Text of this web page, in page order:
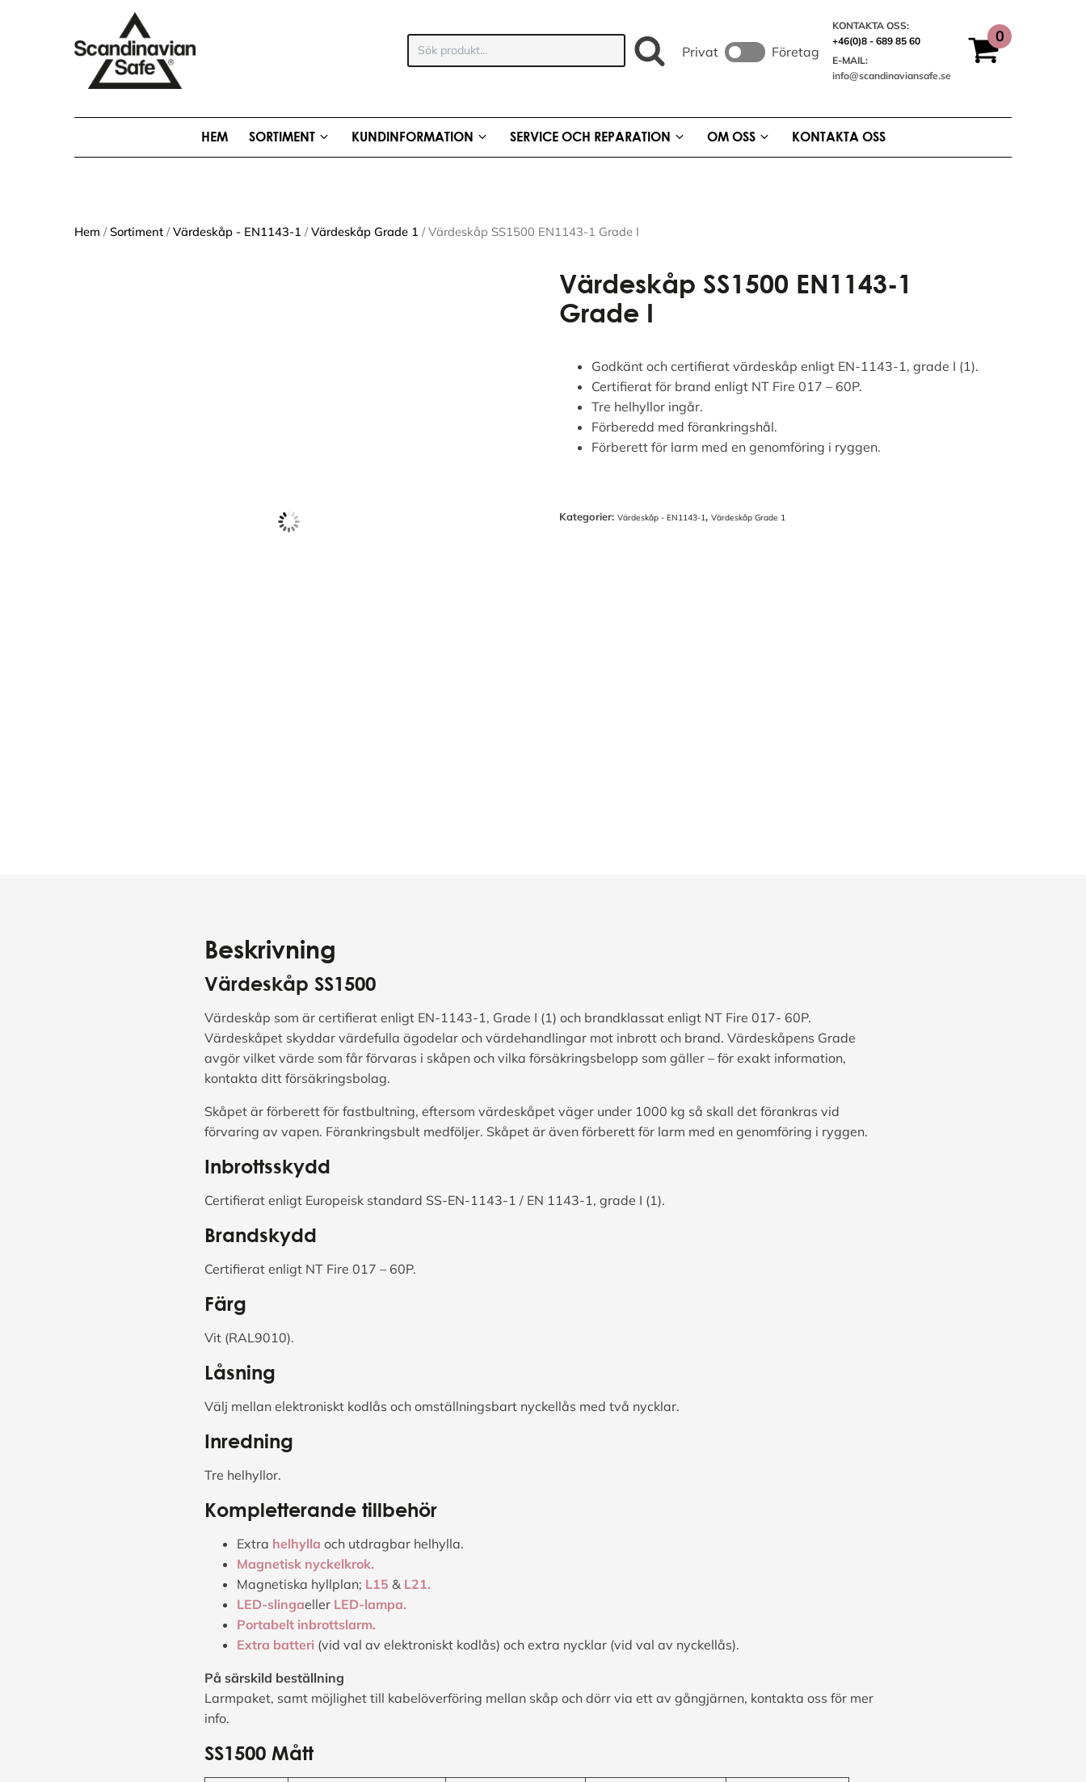
produkt:
Privat Företag
KONTAKTA OSS:
+46(0)8 - 689 85 60
E-MAIL:
info@scandinaviansafe.se
HEM SORTIMENT KUNDINFORMATION SERVICE OCH REPARATION OM OSS KONTAKTA OSS
Hem /Sortiment /Värdeskåp - EN1143-1 /Värdeskåp Grade 1 / Värdeskåp SS1500 EN1143-1 Grade I
Värdeskåp SS1500 EN1143-1
Grade I
Godkänt och certifierat värdeskåp enligt EN-1143-1, grade I (1).
Certifierat för brand enligt NT Fire 017 – 60P.
Tre helhyllor ingår.
Förberedd med förankringshål.
Förberett för larm med en genomföring i ryggen.
Kategorier: Värdeskåp - EN1143-1, Värdeskåp Grade 1
Beskrivning
Värdeskåp SS1500
Värdeskåp som är certifierat enligt EN-1143-1, Grade I (1) och brandklassat enligt NT Fire 017- 60P.
Värdeskåpet skyddar värdefulla ägodelar och värdehandlingar mot inbrott och brand. Värdeskåpens Grade
avgör vilket värde som får förvaras i skåpen och vilka försäkringsbelopp som gäller – för exakt information,
kontakta ditt försäkringsbolag.
Skåpet är förberett för fastbultning, eftersom värdeskåpet väger under 1000 kg så skall det förankras vid
förvaring av vapen. Förankringsbult medföljer. Skåpet är även förberett för larm med en genomföring i ryggen.
Inbrottsskydd
Certifierat enligt Europeisk standard SS-EN-1143-1 / EN 1143-1, grade I (1).
Brandskydd
Certifierat enligt NT Fire 017 – 60P.
Färg
Vit (RAL9010).
Låsning
Välj mellan elektroniskt kodlås och omställningsbart nyckellås med två nycklar.
Inredning
Tre helhyllor.
Kompletterande tillbehör
Extra helhylla och utdragbar helhylla.
Magnetisk nyckelkrok.
Magnetiska hyllplan; L15 & L21.
LED-slingaeller LED-lampa.
Portabelt inbrottslarm.
Extra batteri (vid val av elektroniskt kodlås) och extra nycklar (vid val av nyckellås).
På särskild beställning
Larmpaket, samt möjlighet till kabelöverföring mellan skåp och dörr via ett av gångjärnen, kontakta oss för mer
info.
SS1500 Mått